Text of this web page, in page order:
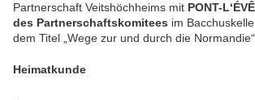
Partnerschaft Veitshöchheims mit PONT-
des Partnerschaftskomitees im
dem Titel „Wege zur und durch die Normandie“.
Heimatkunde